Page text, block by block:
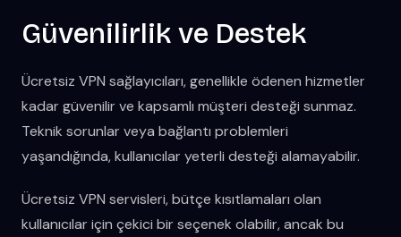
Güvenilirlik ve Destek
Ücretsiz VPN sağlayıcıları, genellikle ödenen hizmetler
kadar güvenilir ve kapsamlı müşteri desteği sunmaz.
Teknik sorunlar veya bağlantı problemleri
yaşandığında, kullanıcılar yeterli desteği alamayabilir.
Ücretsiz VPN servisleri, bütçe kısıtlamaları olan
kullanıcılar için çekici bir seçenek olabilir, ancak bu